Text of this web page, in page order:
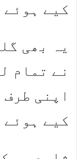
کیے ہوئے
یہ بھی
نے تمام
اپنی
کیے ہوئے